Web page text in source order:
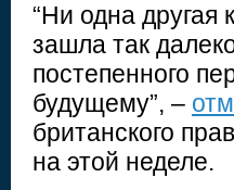
“Ни одна
зашла так
постепенного
будущему”, –
британского
на этой неделе.